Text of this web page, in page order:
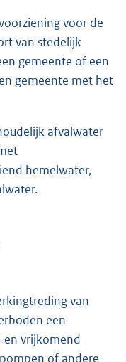
voor de
van stedelijk
gemeente of een
gemeente met het
afvalwater
hemelwater,
van
een
vrijkomend
of andere